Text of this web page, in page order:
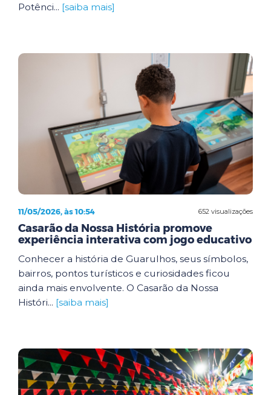
Potênci... [saiba mais]
652 visualizações
11/05/2026, às 10:54
Casarão da Nossa História promove
experiência interativa com jogo educativo
Conhecer a história de Guarulhos, seus símbolos,
bairros, pontos turísticos e curiosidades ficou
ainda mais envolvente. O Casarão da Nossa
Históri... [saiba mais]